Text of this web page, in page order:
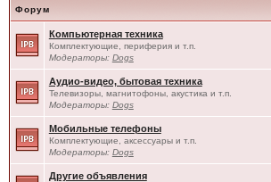
Форум
Компьютерная техника
Комплектующие, периферия и т.п.
Модераторы: Dogs
Аудио-видео, бытовая техника
Телевизоры, магнитофоны, акустика и т.п.
Модераторы: Dogs
Мобильные телефоны
Комплектующие, аксессуары и т.п.
Модераторы: Dogs
Другие объявления